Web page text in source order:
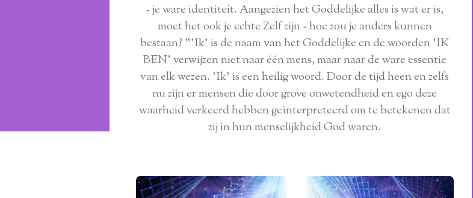
- je ware identiteit. Aangezien het Goddelijke alles is wat er is,
moet het ook je echte Zelf zijn - hoe zou je anders kunnen
bestaan? "'Ik' is de naam van het Goddelijke en de woorden 'IK
BEN' verwijzen niet naar één mens, maar naar de ware essentie
van elk wezen. 'Ik' is een heilig woord. Door de tijd heen en zelfs
nu zijn er mensen die door grove onwetendheid en ego deze
waarheid verkeerd hebben geïnterpreteerd om te betekenen dat
zij in hun menselijkheid God waren.